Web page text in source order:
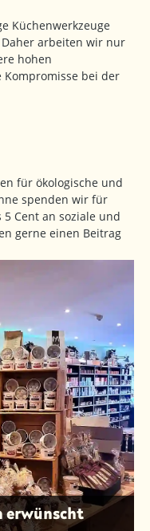
Küchenwerkzeuge
arbeiten wir nur
hohen
bei der
für ökologische und
spenden wir für
Cent an soziale und
gerne einen Beitrag
erwünscht